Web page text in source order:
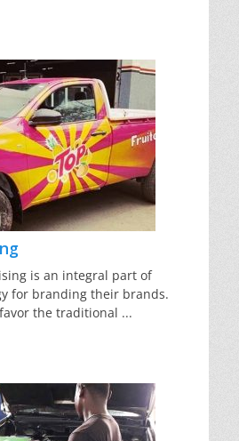
is an integral part of
for branding their brands.
the traditional ...